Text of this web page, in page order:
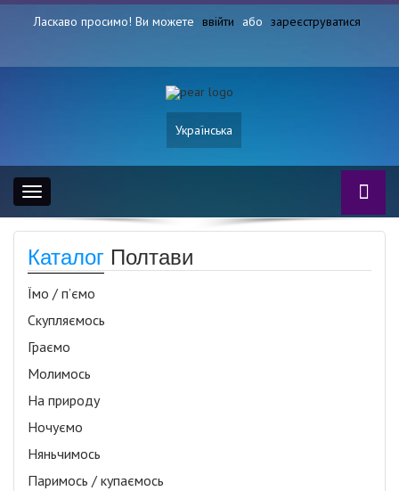
Ласкаво просимо! Ви можете ввійти або зареєструватися
Українська
Toggle
navigation
Каталог Полтави
Їмо / п’ємо
Скупляємось
Граємо
Молимось
На природу
Ночуємо
Няньчимось
Паримось / купаємось